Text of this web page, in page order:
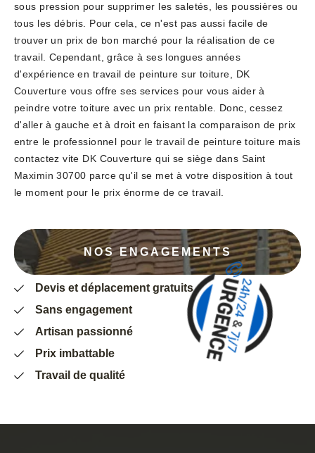
sous pression pour supprimer les saletés, les poussières ou
tous les débris. Pour cela, ce n'est pas aussi facile de
trouver un prix de bon marché pour la réalisation de ce
travail. Cependant, grâce à ses longues années
d'expérience en travail de peinture sur toiture, DK
Couverture vous offre ses services pour vous aider à
peindre votre toiture avec un prix rentable. Donc, cessez
d'aller à gauche et à droit en faisant la comparaison de prix
entre le professionnel pour le travail de peinture toiture mais
contactez vite DK Couverture qui se siège dans Saint
Maximin 30700 parce qu'il se met à votre disposition à tout
le moment pour le prix énorme de ce travail.
NOS ENGAGEMENTS
Devis et déplacement gratuits
Sans engagement
Artisan passionné
Prix imbattable
Travail de qualité